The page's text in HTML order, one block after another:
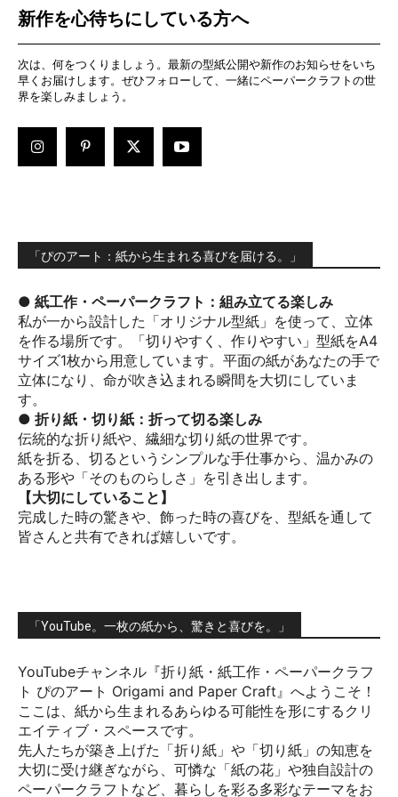
新作を心待ちにしている方へ
次は、何をつくりましょう。最新の型紙公開や新作のお知らせをいち
早くお届けします。ぜひフォローして、一緒にペーパークラフトの世
界を楽しみましょう。
「ぴのアート：紙から生まれる喜びを届ける。」
● 紙工作・ペーパークラフト：組み立てる楽しみ
私が一から設計した「オリジナル型紙」を使って、立体
を作る場所です。「切りやすく、作りやすい」型紙をA4
サイズ1枚から用意しています。平面の紙があなたの手で
立体になり、命が吹き込まれる瞬間を大切にしていま
す。
● 折り紙・切り紙：折って切る楽しみ
伝統的な折り紙や、繊細な切り紙の世界です。
紙を折る、切るというシンプルな手仕事から、温かみの
ある形や「そのものらしさ」を引き出します。
【大切にしていること】
完成した時の驚きや、飾った時の喜びを、型紙を通して
皆さんと共有できれば嬉しいです。
「YouTube。一枚の紙から、驚きと喜びを。」
YouTubeチャンネル『折り紙・紙工作・ペーパークラフ
ト ぴのアート Origami and Paper Craft』へようこそ！
ここは、紙から生まれるあらゆる可能性を形にするクリ
エイティブ・スペースです。
先人たちが築き上げた「折り紙」や「切り紙」の知恵を
大切に受け継ぎながら、可憐な「紙の花」や独自設計の
ペーパークラフトなど、暮らしを彩る多彩なテーマをお